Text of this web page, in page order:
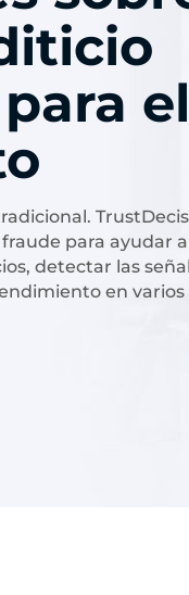
el
para ayudar
detectar las
en varios